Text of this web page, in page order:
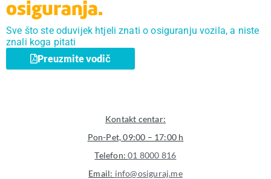
osiguranja.
Sve što ste oduvijek htjeli znati o osiguranju vozila, a niste
znali koga pitati
Preuzmite vodič
Kontakt centar:
Pon-Pet, 09:00 – 17:00 h
Telefon:01 8000 816
Email: info@osiguraj.me